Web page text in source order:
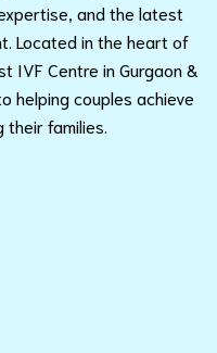
and the latest
Located in the heart of
IVF Centre in Gurgaon &
helping couples achieve
their families.